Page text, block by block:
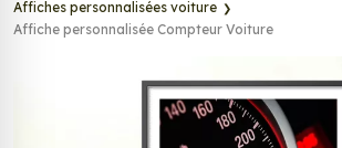
Affiches personnalisées voiture
Affiche personnalisée Compteur Voiture